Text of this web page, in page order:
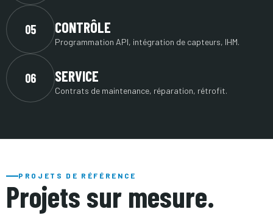
05 CONTRÔLE
Programmation API, intégration de capteurs, IHM.
06 SERVICE
Contrats de maintenance, réparation, rétrofit.
PROJETS DE RÉFÉRENCE
Projets sur mesure.